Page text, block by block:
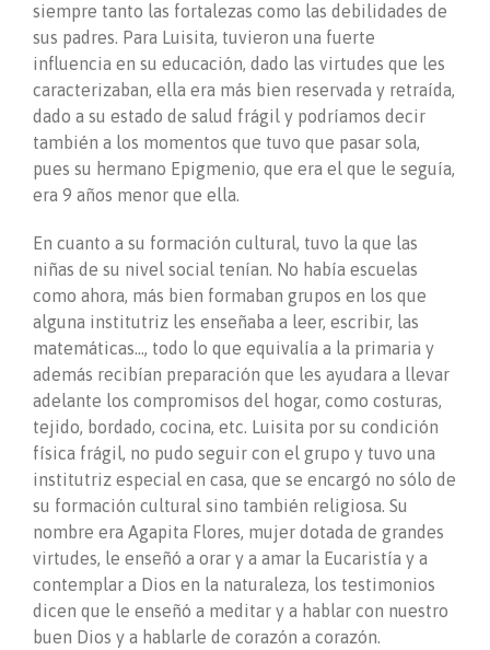
siempre tanto las fortalezas como las debilidades de
sus padres. Para Luisita, tuvieron una fuerte
influencia en su educación, dado las virtudes que les
caracterizaban, ella era más bien reservada y retraída,
dado a su estado de salud frágil y podríamos decir
también a los momentos que tuvo que pasar sola,
pues su hermano Epigmenio, que era el que le seguía,
era 9 años menor que ella.
En cuanto a su formación cultural, tuvo la que las
niñas de su nivel social tenían. No había escuelas
como ahora, más bien formaban grupos en los que
alguna institutriz les enseñaba a leer, escribir, las
matemáticas…, todo lo que equivalía a la primaria y
además recibían preparación que les ayudara a llevar
adelante los compromisos del hogar, como costuras,
tejido, bordado, cocina, etc. Luisita por su condición
física frágil, no pudo seguir con el grupo y tuvo una
institutriz especial en casa, que se encargó no sólo de
su formación cultural sino también religiosa. Su
nombre era Agapita Flores, mujer dotada de grandes
virtudes, le enseñó a orar y a amar la Eucaristía y a
contemplar a Dios en la naturaleza, los testimonios
dicen que le enseñó a meditar y a hablar con nuestro
buen Dios y a hablarle de corazón a corazón.